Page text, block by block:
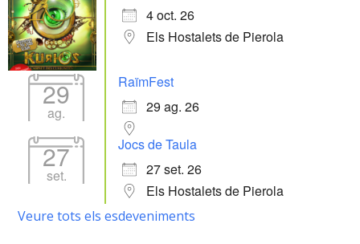
4 oct. 26
Els Hostalets de Pierola
29
ag.
RaïmFest
29 ag. 26
27
set.
Jocs de Taula
27 set. 26
Els Hostalets de Pierola
Veure tots els esdeveniments